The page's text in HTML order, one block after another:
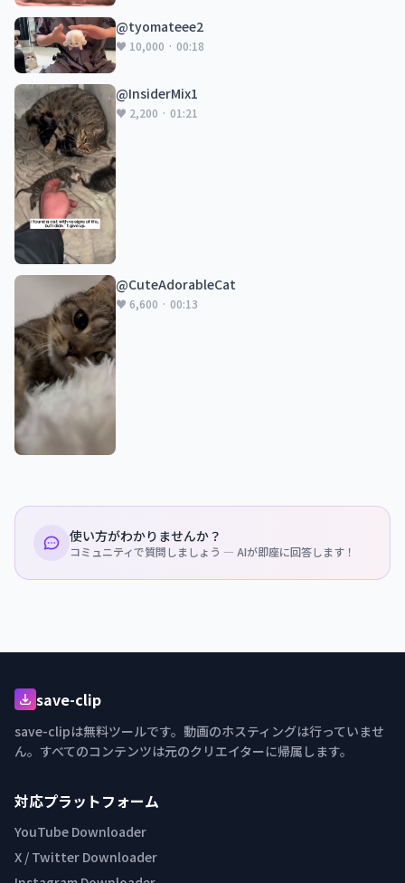
@tyomateee2
♥ 10,000 · 00:18
@InsiderMix1
♥ 2,200 · 01:21
@CuteAdorableCat
♥ 6,600 · 00:13
使い方がわかりませんか？
コミュニティで質問しましょう — AIが即座に回答します！
save-clip
save-clipは無料ツールです。動画のホスティングは行っていませ
ん。すべてのコンテンツは元のクリエイターに帰属します。
対応プラットフォーム
YouTube Downloader
X / Twitter Downloader